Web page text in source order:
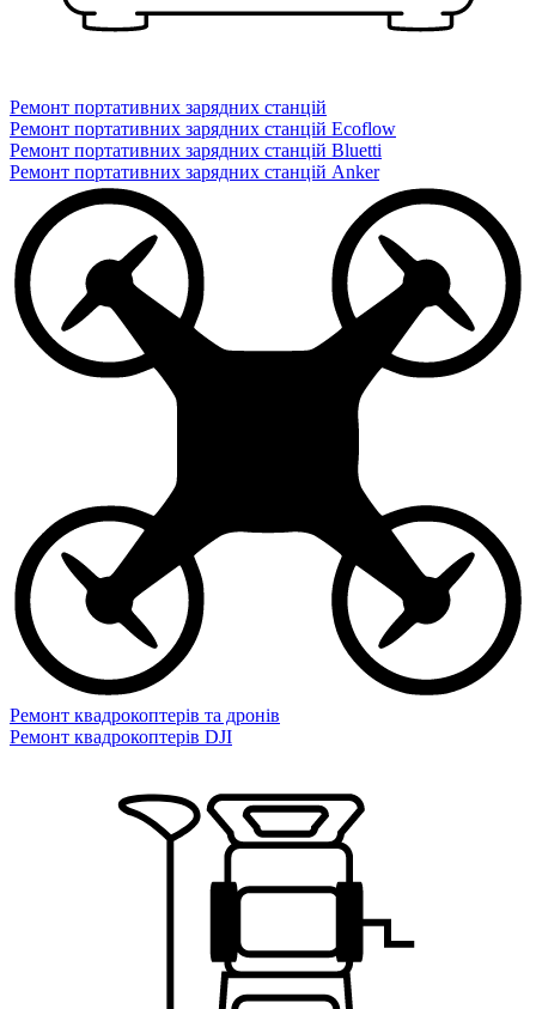
Ремонт портативних зарядних станцій
Ремонт портативних зарядних станцій Ecoflow
Ремонт портативних зарядних станцій Bluetti
Ремонт портативних зарядних станцій Anker
Ремонт квадрокоптерів та дронів
Ремонт квадрокоптерів DJI